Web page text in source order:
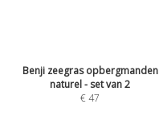
Benji zeegras opbergmanden
naturel - set van 2
€47